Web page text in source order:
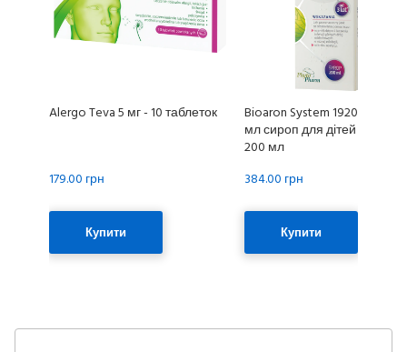
Alergo Teva 5 мг - 10 таблеток
179.00 грн
Купити
Bioaron System 1920 мг + 51
мл сироп для дітей від 3
200 мл
384.00 грн
Купити